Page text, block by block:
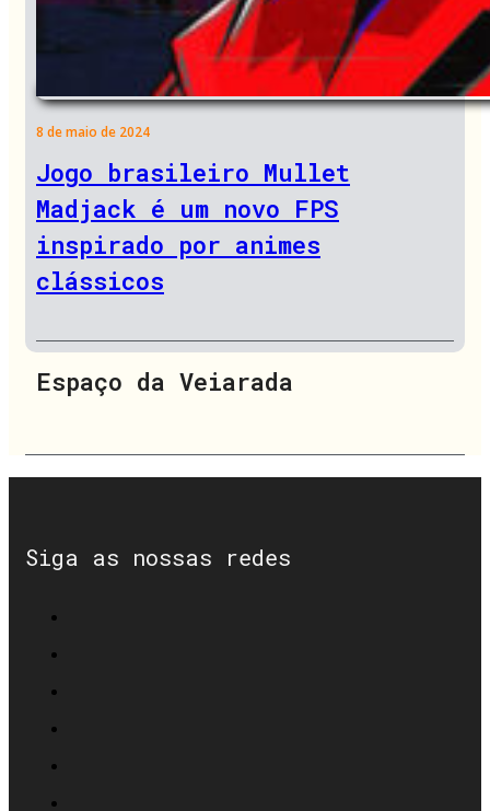
8 de maio de 2024
Jogo brasileiro Mullet
Madjack é um novo FPS
inspirado por animes
clássicos
Espaço da Veiarada
Siga as nossas redes